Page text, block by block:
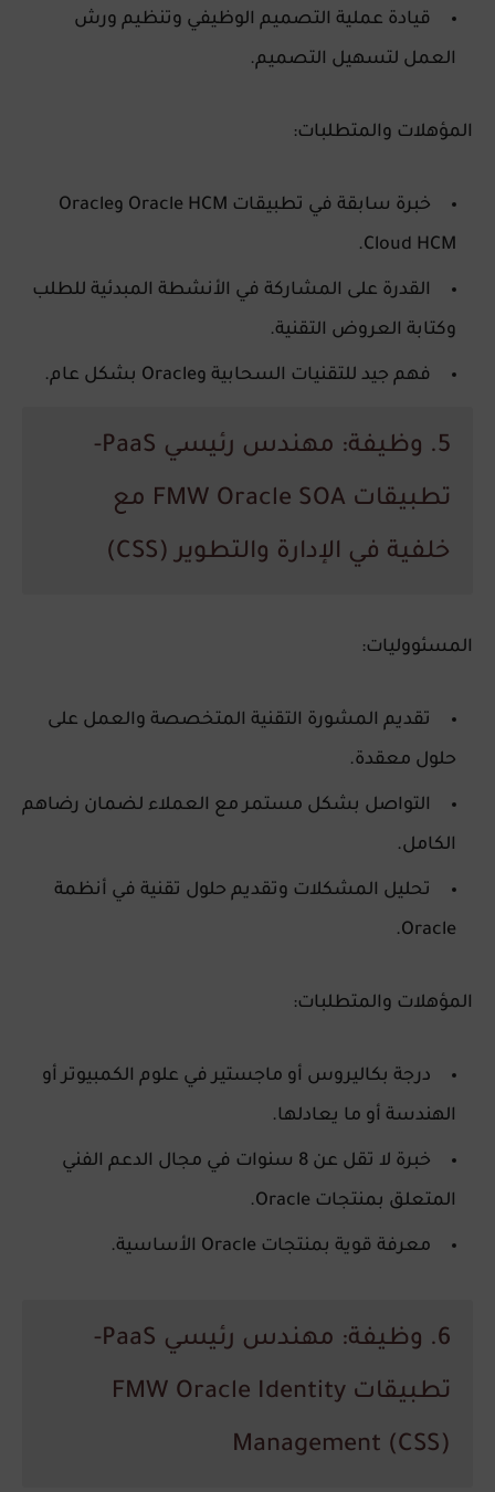
قيادة عملية التصميم الوظيفي وتنظيم ورش
العمل لتسهيل التصميم.
المؤهلات والمتطلبات:
خبرة سابقة في تطبيقات Oracle HCM وOracle
Cloud HCM.
القدرة على المشاركة في الأنشطة المبدئية للطلب
وكتابة العروض التقنية.
فهم جيد للتقنيات السحابية وOracle بشكل عام.
5. وظيفة: مهندس رئيسي PaaS-
تطبيقات FMW Oracle SOA مع
خلفية في الإدارة والتطوير (CSS)
المسئووليات:
تقديم المشورة التقنية المتخصصة والعمل على
حلول معقدة.
التواصل بشكل مستمر مع العملاء لضمان رضاهم
الكامل.
تحليل المشكلات وتقديم حلول تقنية في أنظمة
Oracle.
المؤهلات والمتطلبات:
درجة بكاليروس أو ماجستير في علوم الكمبيوتر أو
الهندسة أو ما يعادلها.
خبرة لا تقل عن 8 سنوات في مجال الدعم الفني
المتعلق بمنتجات Oracle.
معرفة قوية بمنتجات Oracle الأساسية.
6. وظيفة: مهندس رئيسي PaaS-
تطبيقات FMW Oracle Identity
Management (CSS)